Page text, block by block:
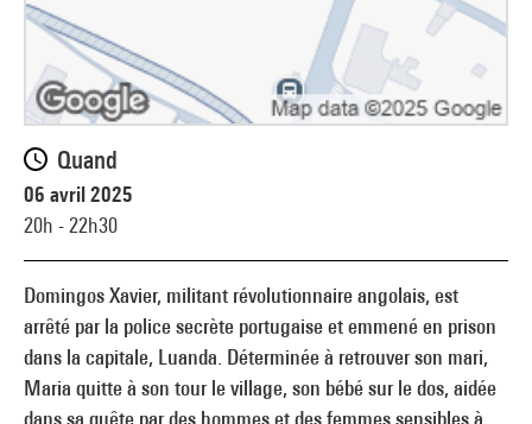
Domingos Xavier, militant révolutionnaire angolais, est
arrêté par la police secrète portugaise et emmené en prison
dans la capitale, Luanda. Déterminée à retrouver son mari,
Maria quitte à son tour le village, son bébé sur le dos, aidée
dans sa quête par des hommes et des femmes sensibles à
Quand
06 avril 2025
20h - 22h30